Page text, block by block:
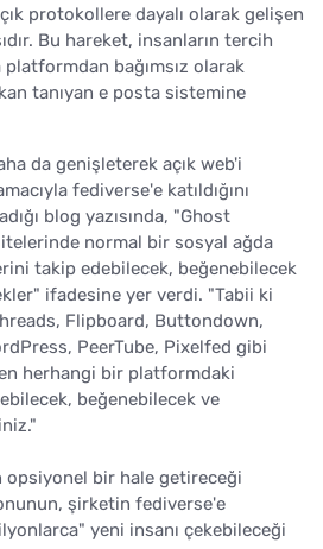
protokollere dayalı olarak gelişen
Bu hareket, insanların tercih
bağımsız olarak
tanıyan e posta sistemine
da genişleterek açık web'i
fediverse'e katıldığını
blog yazısında, "Ghost
normal bir sosyal ağda
takip edebilecek, beğenebilecek
ifadesine yer verdi. "Tabii ki
Flipboard, Buttondown,
PeerTube, Pixelfed gibi
herhangi bir platformdaki
beğenebilecek ve
opsiyonel bir hale getireceği
şirketin fediverse'e
yeni insanı çekebileceği